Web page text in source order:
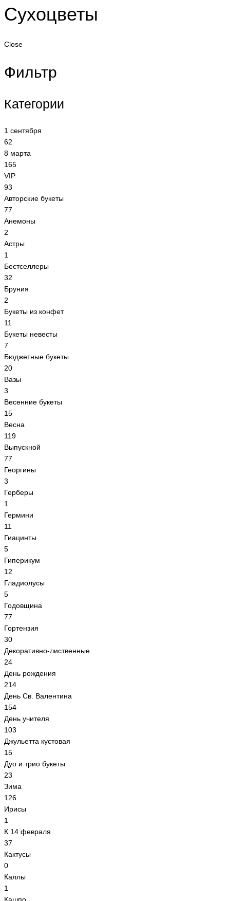
Сухоцветы
Close
Фильтр
Категории
1 сентября
62
8 марта
165
VIP
93
Авторские букеты
77
Анемоны
2
Астры
1
Бестселлеры
32
Бруния
2
Букеты из конфет
11
Букеты невесты
7
Бюджетные букеты
20
Вазы
3
Весенние букеты
15
Весна
119
Выпускной
77
Георгины
3
Герберы
1
Гермини
11
Гиацинты
5
Гиперикум
12
Гладиолусы
5
Годовщина
77
Гортензия
30
Декоративно-лиственные
24
День рождения
214
День Св. Валентина
154
День учителя
103
Джульетта кустовая
15
Дуо и трио букеты
23
Зима
126
Ирисы
1
К 14 февраля
37
Кактусы
0
Каллы
1